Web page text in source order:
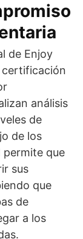
de Enjoy
certificación
análisis
de
de los
permite que
sus
que
de
a los